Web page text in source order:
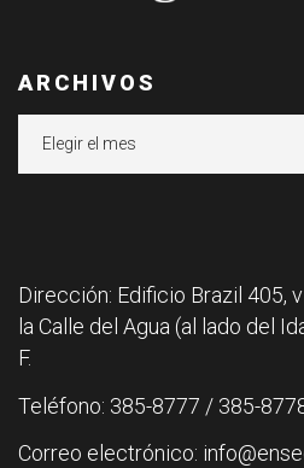
ARCHIVOS
Dirección: Edificio Brazil 405,
la Calle del Agua (al lado del
F.
Teléfono: 385-8777 / 385-
Correo electrónico: